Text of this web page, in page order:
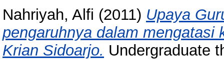
Nahriyah, Alfi (2011) Upaya
pengaruhnya dalam
Krian Sidoarjo. Undergraduate